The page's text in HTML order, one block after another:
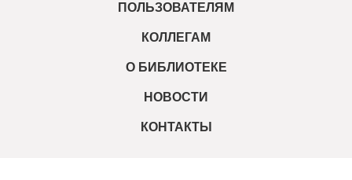
ПОЛЬЗОВАТЕЛЯМ
КОЛЛЕГАМ
О БИБЛИОТЕКЕ
НОВОСТИ
КОНТАКТЫ